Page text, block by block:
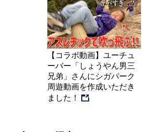
【コラボ動画】ユーチュ
ーバー「しょうやん男三
兄弟」さんにシガパーク
周遊動画を作成いただき
ました！